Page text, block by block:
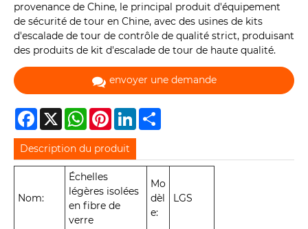
provenance de Chine, le principal produit d'équipement
de sécurité de tour en Chine, avec des usines de kits
d'escalade de tour de contrôle de qualité strict, produisant
des produits de kit d'escalade de tour de haute qualité.
envoyer une demande
Facebook
X WhatsAppPinterestLinkedIn
Description du produit
Nom:
Échelles
légères isolées
en fibre de
verre
Mo
dèl
e:
LGS